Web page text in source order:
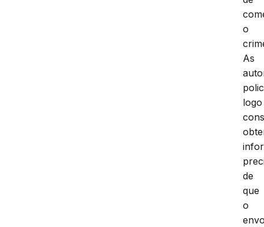
o
As
logo
de
que
o